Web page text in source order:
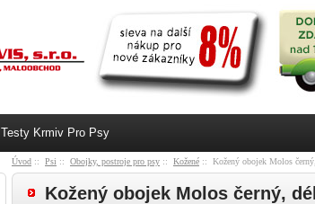
Testy Krmiv Pro Psy
Úvod :: Psi :: Obojky, postroje pro psy :: Kožené :: Kožený obojek Molos
Kožený obojek Molos černý,